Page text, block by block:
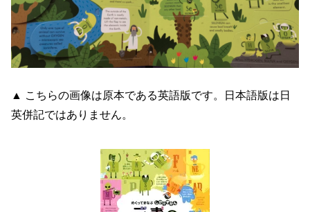
▲ こちらの画像は原本である英語版です。日本語版は日
英併記ではありません。